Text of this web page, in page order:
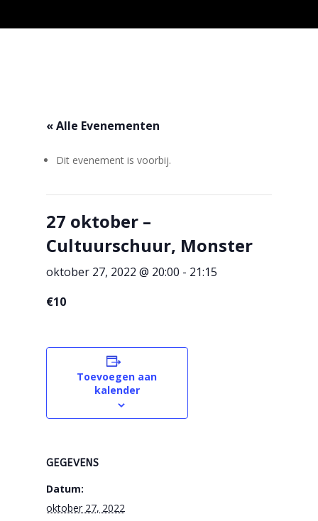
« Alle Evenementen
Dit evenement is voorbij.
27 oktober –
Cultuurschuur, Monster
oktober 27, 2022 @ 20:00 - 21:15
€10
Toevoegen aan
kalender
GEGEVENS
Datum:
oktober 27, 2022